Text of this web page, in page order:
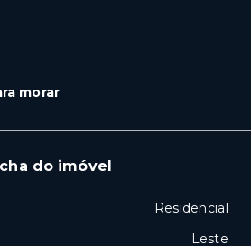
morar
do imóvel
Residencial
Leste